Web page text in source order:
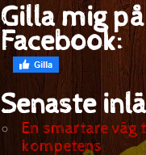
Gilla mig på
Facebook:
Senaste
En smartare
kompetens